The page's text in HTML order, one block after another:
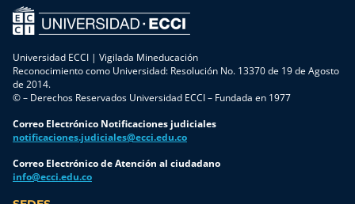
Universidad ECCI | Vigilada Mineducación
Reconocimiento como Universidad: Resolución No. 13370 de 19 de Agosto
de 2014.
© – Derechos Reservados Universidad ECCI – Fundada en 1977
Correo Electrónico Notificaciones judiciales
notificaciones.judiciales@ecci.edu.co
Correo Electrónico de Atención al ciudadano
info@ecci.edu.co